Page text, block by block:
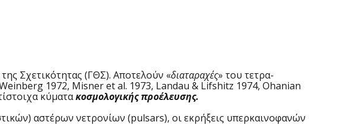
Σχετικότητας (ΓΘΣ). Αποτελούν «διαταραχές» του τετρα-
1972, Misner et al. 1973, Landau & Lifshitz 1974, Ohanian
κύματακοσμολογικής προέλευσης.
αστέρων νετρονίων (pulsars), οι εκρήξεις υπερκαινοφανών